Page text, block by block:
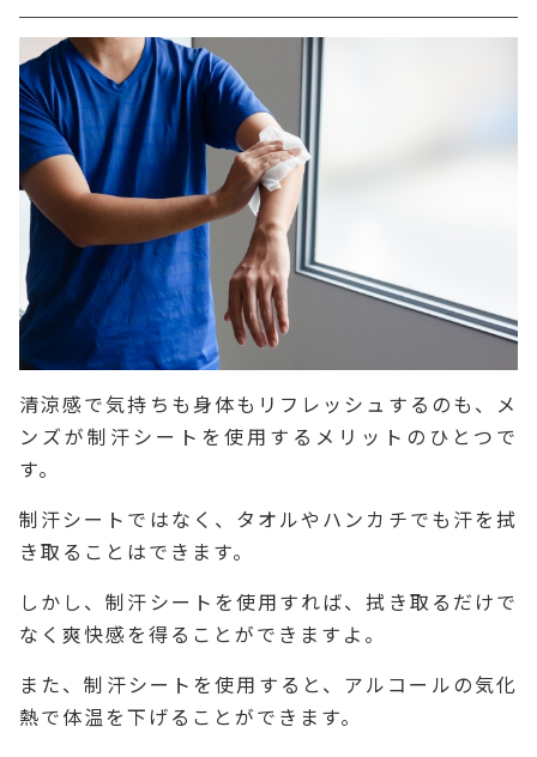
清涼感で気持ちも身体もリフレッシュするのも、メ
ンズが制汗シートを使用するメリットのひとつで
す。
制汗シートではなく、タオルやハンカチでも汗を拭
き取ることはできます。
しかし、制汗シートを使用すれば、拭き取るだけで
なく爽快感を得ることができますよ。
また、制汗シートを使用すると、アルコールの気化
熱で体温を下げることができます。